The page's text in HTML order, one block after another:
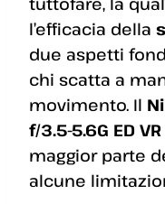
l’efficacia della
due aspetti
chi scatta a
movimento. Il
f/3.5-5.6G ED VR
maggior parte
alcune